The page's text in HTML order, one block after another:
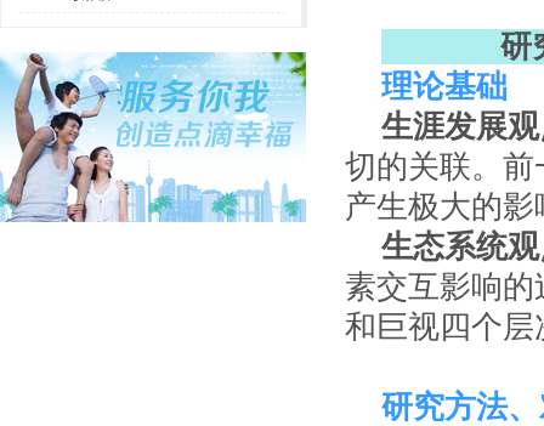
研究
理论基础
生涯发展
切的关联。
产生极大的影
生态系统
素交互影响
和巨视四个
研究方法